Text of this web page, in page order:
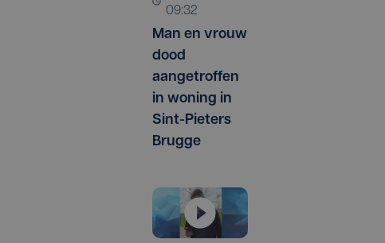
09:32
Man en vrouw
dood
aangetroffen
in woning in
Sint-Pieters
Brugge